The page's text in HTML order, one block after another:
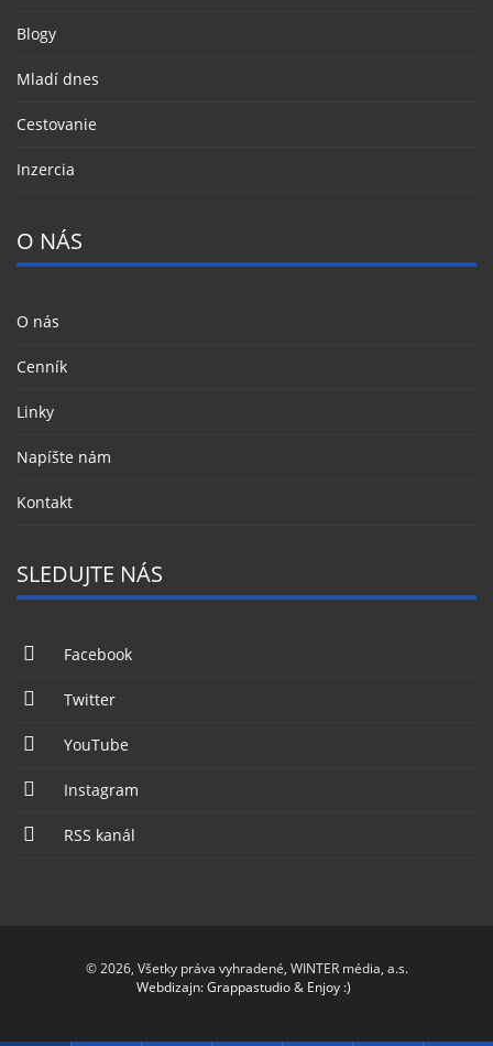
Blogy
Mladí dnes
Cestovanie
Inzercia
O NÁS
O nás
Cenník
Linky
Napíšte nám
Kontakt
SLEDUJTE NÁS
Facebook
Twitter
YouTube
Instagram
RSS kanál
© 2026, Všetky práva vyhradené, WINTER média, a.s.
Webdizajn:Grappastudio& Enjoy :)